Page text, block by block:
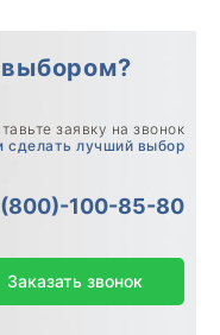
заявку на звонок
сделать лучший выбор
100-85-80
Заказать звонок